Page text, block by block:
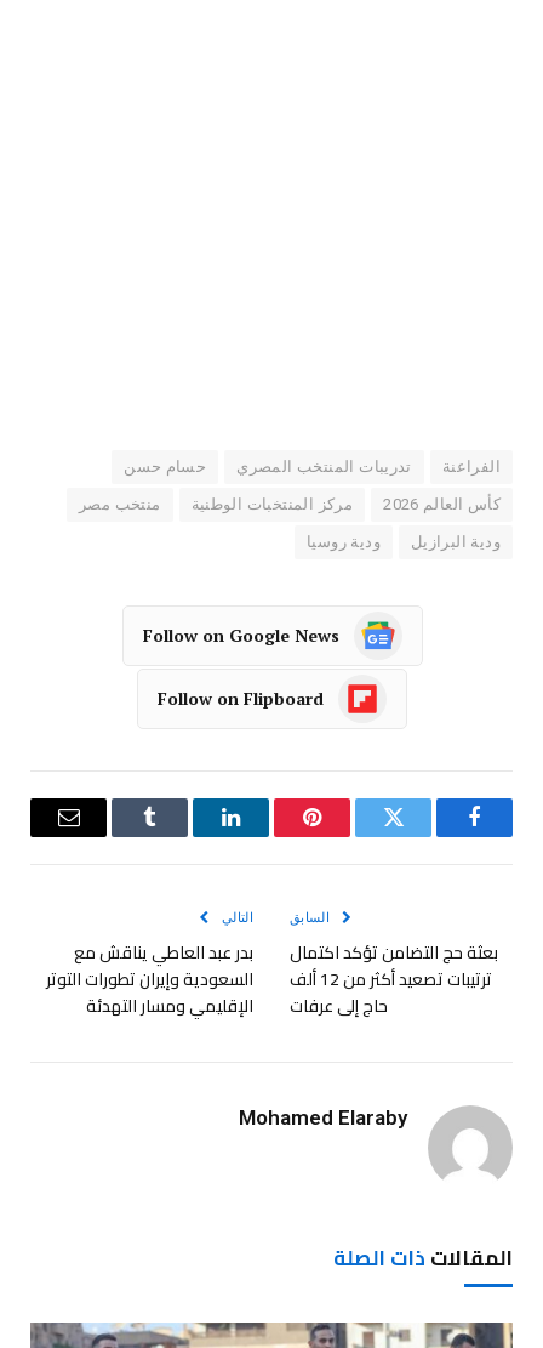
الفراعنة تدريبات المنتخب المصري حسام حسن
كأس العالم 2026 مركز المنتخبات الوطنية منتخب مصر
ودية البرازيل ودية روسيا
Follow on Google News
Follow on Flipboard
فيسبوك تويتر بينتيريستلينكدإن Tumblr
البريد
السابق
بعثة حج التضامن تؤكد اكتمال
ترتيبات تصعيد أكثر من 12 ألف
حاج إلى عرفات
التالي
بدر عبد العاطي يناقش مع
السعودية وإيران تطورات التوتر
الإقليمي ومسار التهدئة
Mohamed Elaraby
المقالاتذات الصلة